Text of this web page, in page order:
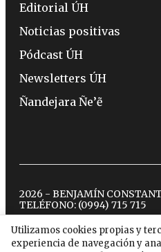
Utilizamos cookies propias y
experiencia de navegación y
Editorial ÚH
Noticias positivas
Pódcast ÚH
Newsletters ÚH
Ñandejara Ñe’ẽ
2026 - BENJAMÍN
TELÉFONO: (0994) 715 715